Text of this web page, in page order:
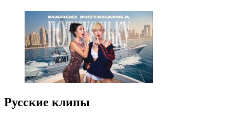
Русские клипы